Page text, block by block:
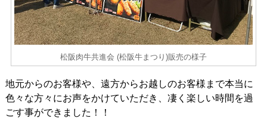
松阪肉牛共進会 (松阪牛まつり)販売の様子
地元からのお客様や、遠方からお越しのお客様まで本当に
色々な方々にお声をかけていただき、凄く楽しい時間を過
ごす事ができました！！